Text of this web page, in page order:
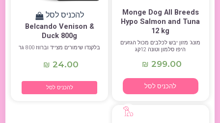
Monge Dog All Breeds
Hypo Salmon and Tuna
12 kg
מונג’ מזון יבש לכלבים מכול הגזעים
היפו סלמון וטונה 12קג
₪ 299.00
להכניס לסל
להכניס לסל
Belcando Venison &
Duck 800g
בלקנדו שימורים מצייד וברווז 800 גר
₪ 24.00
להכניס לסל